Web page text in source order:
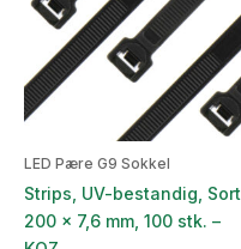
LED Pære G9 Sokkel
Strips, UV-bestandig, Sort,
200 x 7,6 mm, 100 stk. –